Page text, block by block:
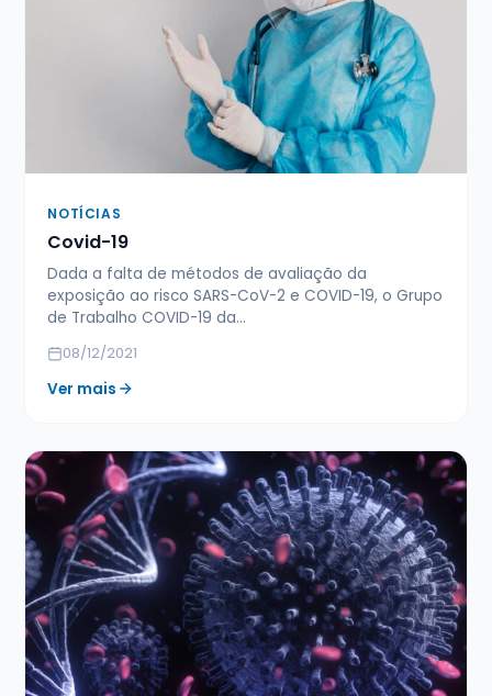
NOTÍCIAS
Covid-19
Dada a falta de métodos de avaliação da
exposição ao risco SARS-CoV-2 e COVID-19, o Grupo
de Trabalho COVID-19 da…
08/12/2021
Ver mais